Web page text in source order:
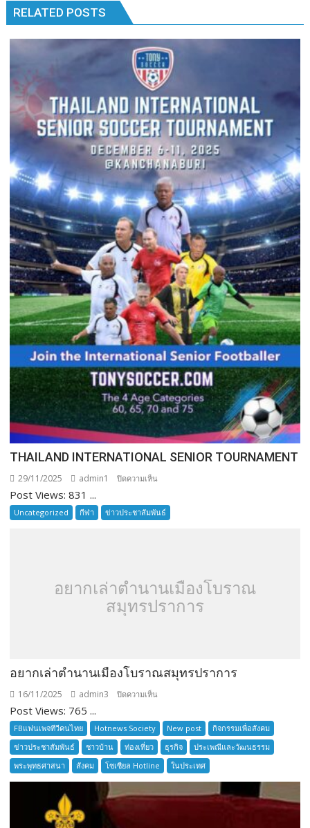
RELATED POSTS
THAILAND INTERNATIONAL SENIOR TOURNAMENT
29/11/2025 admin1 ปิดความเห็น
INTERNATIONAL
SENIOR
Post Views: 831 ...
Uncategorized กีฬา ข่าวประชาสัมพันธ์
อยากเล่าตำนานเมืองโบราณ
สมุทรปราการ
อยากเล่าตำนานเมืองโบราณสมุทรปราการ
16/11/2025 admin3 ปิดความเห็น
เล่า
ตำนาน
เมือง
โบราณ
สมุทรปราการ
Post Views: 765 ...
FBแฟนเพจทีวีคนไทย Hotnews Society New post
กิจกรรมเพื่อสังคม
ข่าวประชาสัมพันธ์
ชาวบ้าน ท่องเที่ยว ธุรกิจ
ประเพณีและวัฒนธรรม
พระพุทธศาสนา
สังคม โซเซียล Hotline ในประเทศ